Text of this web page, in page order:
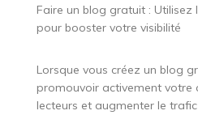
Faire un blog gratuit : Utilisez
pour booster votre visibilité
Lorsque vous créez un blog
promouvoir activement votre
lecteurs et augmenter le